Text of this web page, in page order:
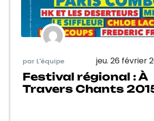
par L'équipe jeu. 26 février
Festival régional : À
Travers Chants